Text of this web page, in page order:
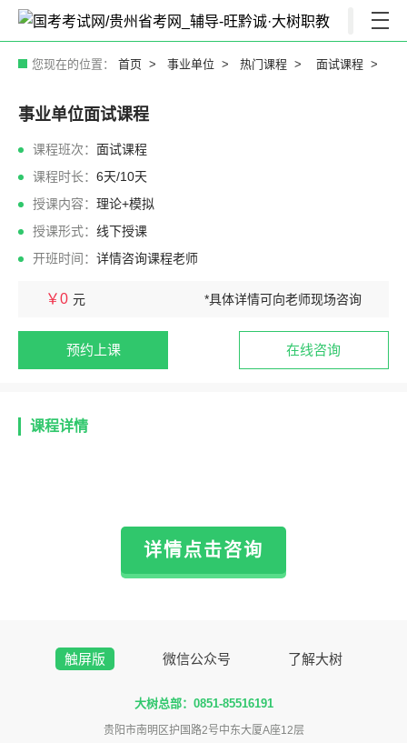
您现在的位置： 首页 事业单位 热门课程 面试课程
事业单位面试课程
课程班次： 面试课程
课程时长： 6天/10天
授课内容： 理论+模拟
授课形式： 线下授课
开班时间： 详情咨询课程老师
￥0 元 *具体详情可向老师现场咨询
预约上课 在线咨询
课程详情
详情点击咨询
触屏版 微信公众号 了解大树
大树总部：0851-85516191
贵阳市南明区护国路2号中东大厦A座12层